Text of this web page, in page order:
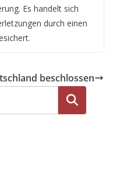
Es handelt sich
durch einen
beschlossen
Suchen